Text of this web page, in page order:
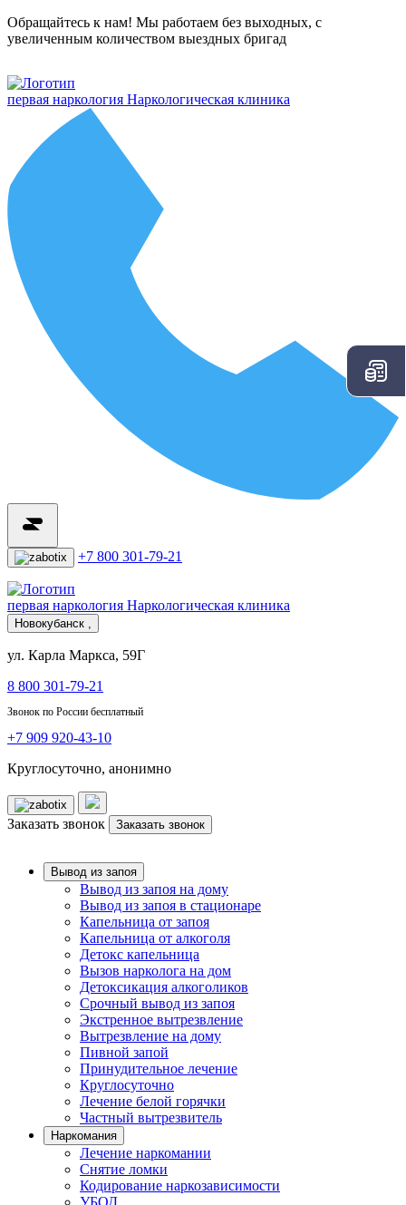
Обращайтесь к нам! Мы работаем без выходных, с
увеличенным количеством выездных бригад
первая наркология Наркологическая клиника
+7 800 301-79-21
первая наркология Наркологическая клиника
Новокубанск ,
ул. Карла Маркса, 59Г
8 800 301-79-21
Звонок по России бесплатный
+7 909 920-43-10
Круглосуточно, анонимно
Заказать звонок Заказать звонок
Вывод из запоя
Вывод из запоя на дому
Вывод из запоя в стационаре
Капельница от запоя
Капельница от алкоголя
Детокс капельница
Вызов нарколога на дом
Детоксикация алкоголиков
Срочный вывод из запоя
Экстренное вытрезвление
Вытрезвление на дому
Пивной запой
Принудительное лечение
Круглосуточно
Лечение белой горячки
Частный вытрезвитель
Наркомания
Лечение наркомании
Снятие ломки
Кодирование наркозависимости
УБОД